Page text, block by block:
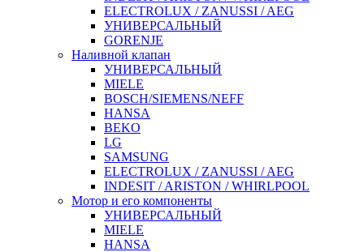
ELECTROLUX / ZANUSSI / AEG
УНИВЕРСАЛЬНЫЙ
GORENJE
Наливной клапан
УНИВЕРСАЛЬНЫЙ
MIELE
BOSCH/SIEMENS/NEFF
HANSA
BEKO
LG
SAMSUNG
ELECTROLUX / ZANUSSI / AEG
INDESIT / ARISTON / WHIRLPOOL
Мотор и его компоненты
УНИВЕРСАЛЬНЫЙ
MIELE
HANSA